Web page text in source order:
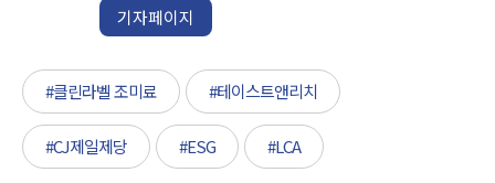
기자페이지
#클린라벨 조미료 #테이스트앤리치
#CJ제일제당 #ESG #LCA